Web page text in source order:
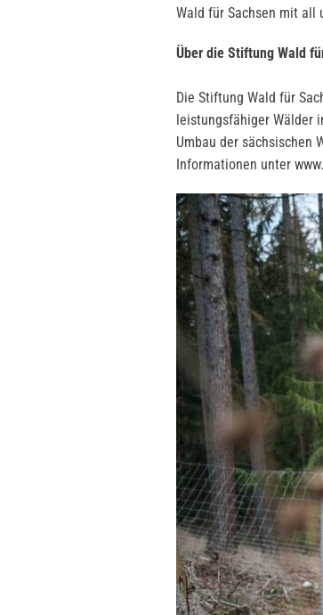
Wald für Sachsen mit all
Über die Stiftung Wald
Die Stiftung Wald für
leistungsfähiger Wälder
Umbau der sächsischen
Informationen unter